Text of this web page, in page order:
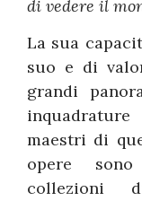
di vedere il
La sua
suo e di
grandi
maestri di
opere
collezioni